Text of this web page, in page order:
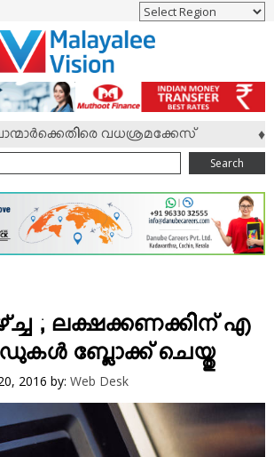
വധശ്രമക്കേസ്
Search
; ലക്ഷക്കണക്കിന്‌ എ
ബ്ലോക്ക് ചെയ്തു
2016 by: Web Desk